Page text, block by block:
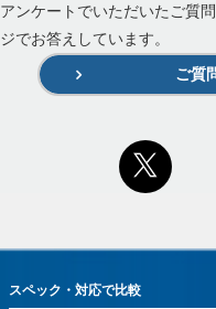
アンケートでいただいたご質
ジでお答えしています。
ご質
スペック・対応で比較